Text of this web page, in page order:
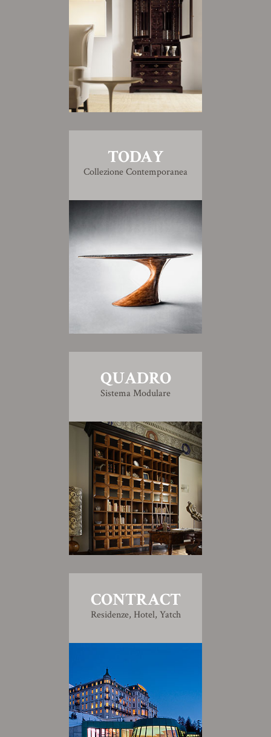
TODAY
Collezione Contemporanea
QUADRO
Sistema Modulare
CONTRACT
Residenze, Hotel, Yatch